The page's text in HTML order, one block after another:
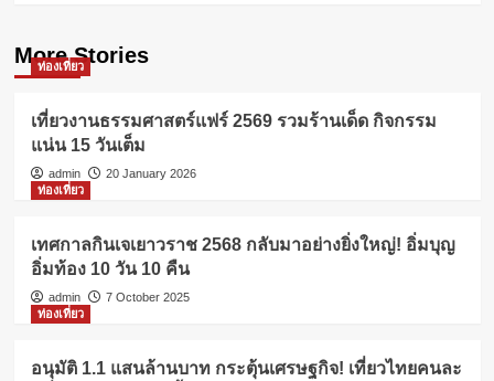
More Stories
ท่องเที่ยว
เที่ยวงานธรรมศาสตร์แฟร์ 2569 รวมร้านเด็ด กิจกรรม
แน่น 15 วันเต็ม
admin
20 January 2026
ท่องเที่ยว
เทศกาลกินเจเยาวราช 2568 กลับมาอย่างยิ่งใหญ่! อิ่มบุญ
อิ่มท้อง 10 วัน 10 คืน
admin
7 October 2025
ท่องเที่ยว
อนุมัติ 1.1 แสนล้านบาท กระตุ้นเศรษฐกิจ! เที่ยวไทยคนละ